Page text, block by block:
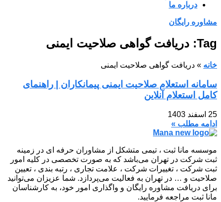
درباره ما
مشاوره رایگان
Tag: دریافت گواهی صلاحیت ایمنی
خانه » دریافت گواهی صلاحیت ایمنی
سامانه استعلام صلاحیت ایمنی پیمانکاران | راهنمای
کامل استعلام آنلاین
25 اسفند 1403
ادامه مطلب »
موسسه مانا ثبت ، تیمی متشکل از مشاوران حرفه ای در زمینه
ثبت شرکت در تهران می‌باشد که به صورت تخصصی در کلیه امور
ثبت شرکت ، تغییرات شرکت ، علامت تجاری ، رتبه بندی ، تعیین
صلاحیت و … در تهران به فعالیت می‌پردازد. شما عزیزان می‌توانید
برای دریافت مشاوره رایگان و واگذاری امور خود، به کارشناسان
مانا ثبت مراجعه فرمایید.